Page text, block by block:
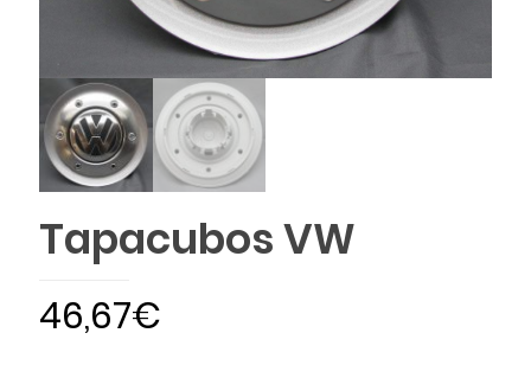
Tapacubos VW
46,67€